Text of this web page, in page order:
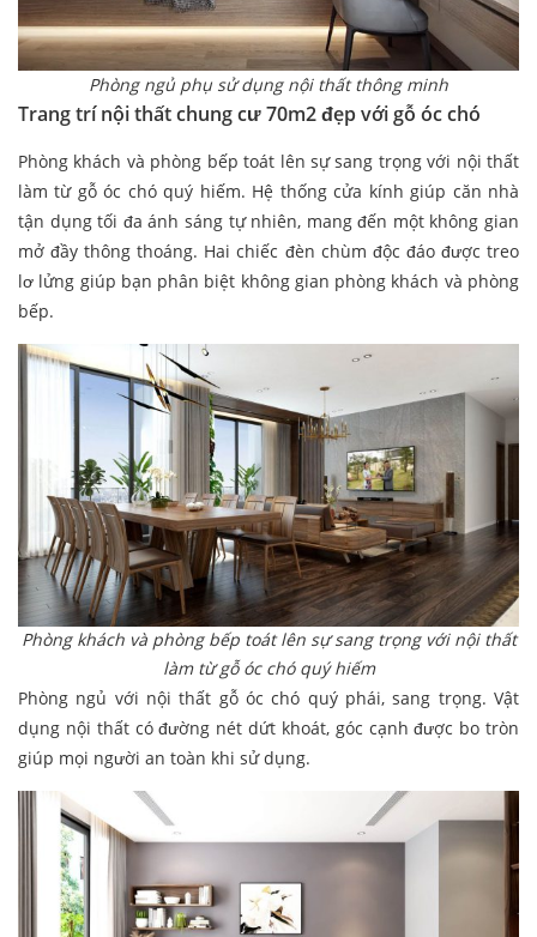
Phòng ngủ phụ sử dụng nội thất thông minh
Trang trí nội thất chung cư 70m2 đẹp với gỗ óc chó
Phòng khách và phòng bếp toát lên sự sang trọng với nội thất
làm từ gỗ óc chó quý hiếm. Hệ thống cửa kính giúp căn nhà
tận dụng tối đa ánh sáng tự nhiên, mang đến một không gian
mở đầy thông thoáng. Hai chiếc đèn chùm độc đáo được treo
lơ lửng giúp bạn phân biệt không gian phòng khách và phòng
bếp.
Phòng khách và phòng bếp toát lên sự sang trọng với nội thất
làm từ gỗ óc chó quý hiếm
Phòng ngủ với nội thất gỗ óc chó quý phái, sang trọng. Vật
dụng nội thất có đường nét dứt khoát, góc cạnh được bo tròn
giúp mọi người an toàn khi sử dụng.